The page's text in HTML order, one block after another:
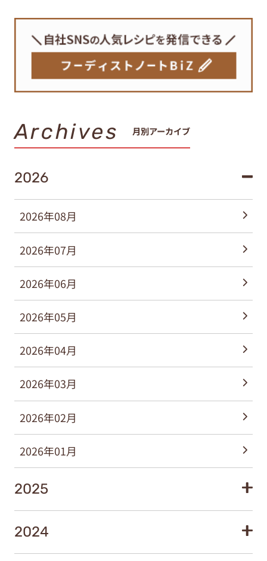
Archives 月別アーカイブ
2026
2026年08月
2026年07月
2026年06月
2026年05月
2026年04月
2026年03月
2026年02月
2026年01月
2025
2024